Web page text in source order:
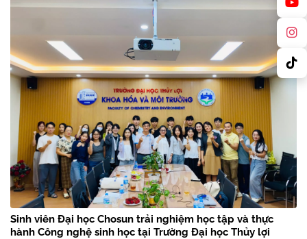
Sinh viên Đại học Chosun trải nghiệm học tập và thực
hành Công nghệ sinh học tại Trường Đại học Thủy lợi